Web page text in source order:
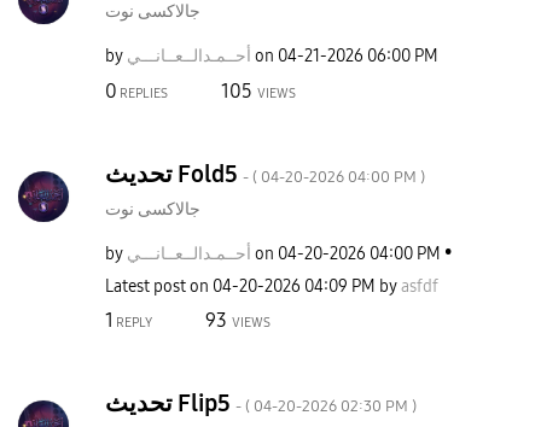
جالاكسى نوت
by أحــمـدالــعــانـــي on ‎04-21-2026 06:00 PM
0 REPLIES 105 VIEWS
تحديث Fold5 - ( ‎04-20-2026 04:00 PM )
جالاكسى نوت
by أحــمـدالــعــانـــي on ‎04-20-2026 04:00 PM
Latest post on ‎04-20-2026 04:09 PM byasfdf
1 REPLY 93 VIEWS
تحديث Flip5 - ( ‎04-20-2026 02:30 PM )